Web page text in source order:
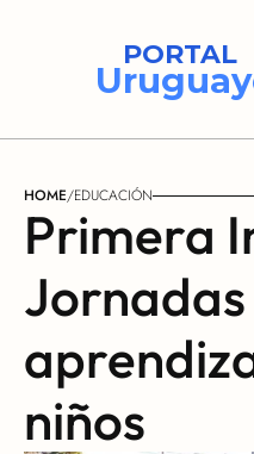
PORTAL
HOME/EDUCACIÓN
Primera
niños